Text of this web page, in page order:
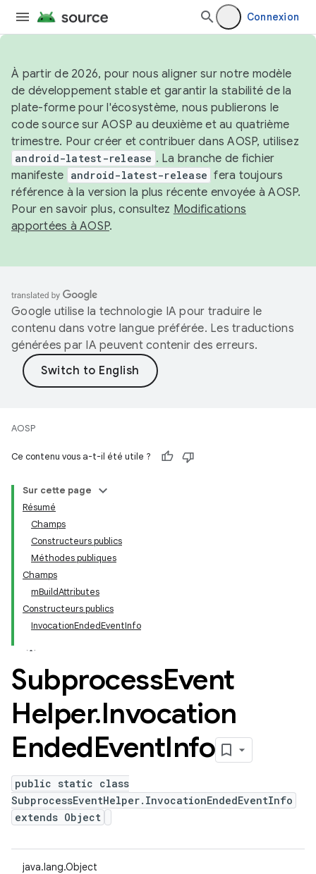
Connexion
À partir de 2026, pour nous aligner sur notre modèle
de développement stable et garantir la stabilité de la
plate-forme pour l'écosystème, nous publierons le
code source sur AOSP au deuxième et au quatrième
trimestre. Pour créer et contribuer dans AOSP, utilisez
android-latest-release . La branche de fichier
manifeste android-latest-release fera toujours
référence à la version la plus récente envoyée à AOSP.
Pour en savoir plus, consultez Modifications
apportées à AOSP.
Google utilise la technologie IA pour traduire le
contenu dans votre langue préférée. Les traductions
générées par IA peuvent contenir des erreurs.
AOSP
Ce contenu vous a-t-il été utile ?
Sur cette page
Résumé
Champs
Constructeurs publics
Méthodes publiques
Champs
mBuildAttributes
Constructeurs publics
InvocationEndedEventInfo
SubprocessEvent
Helper.Invocation
EndedEventInfo
public static class
SubprocessEventHelper.InvocationEndedEventInfo
extends Object
java.lang.Object